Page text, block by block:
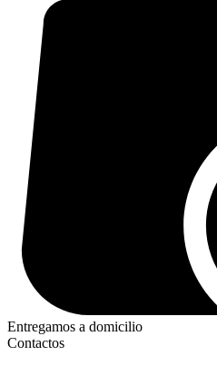
Entregamos a domicilio
Contactos